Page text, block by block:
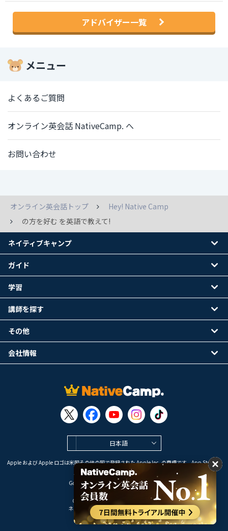
アドバイザー一覧
メニュー
よくあるご質問
オンライン英会話 NativeCamp. へ
お問い合わせ
オンライン英会話トップ
Hey! Native Camp
の方を好む を英語で教えて!
日本語
Apple および Apple ロゴは米国その他の国で登録された Apple Inc. の商標です。App Store は
Apple Inc. のサービスマークです。
Google Play は Google LLC の商標です。
Copyright © 2026 オンライン英会話
ネイティブキャンプ All Rights Reserved.
ネイティブキャンプ
ガイド
学習
講師を探す
その他
会社情報